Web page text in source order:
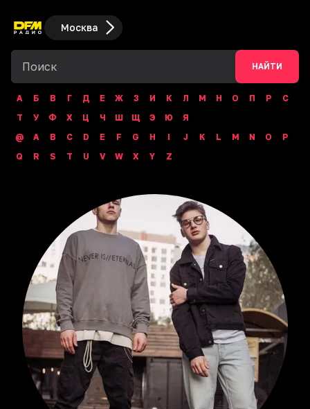
Москва
НАЙТИ
А Б В Г Д Е Ж З И К Л М Н О П Р
С
Т
У Ф Х Ц Ч Ш Щ Э Ю
Я
@
A B C D E F G H I J K L M N O
P
Q
R S T U V W X Y Z